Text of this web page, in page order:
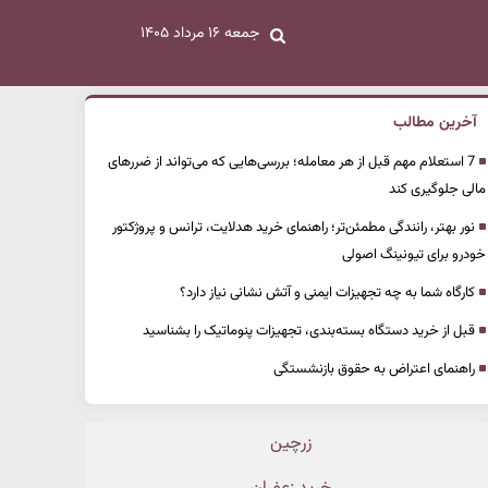
جمعه ۱۶ مرداد ۱۴۰۵
آخرین مطالب
7 استعلام مهم قبل از هر معامله؛ بررسی‌هایی که می‌تواند از ضررهای
مالی جلوگیری کند
نور بهتر، رانندگی مطمئن‌تر؛ راهنمای خرید هدلایت، ترانس و پروژکتور
خودرو برای تیونینگ اصولی
کارگاه شما به چه تجهیزات ایمنی و آتش نشانی نیاز دارد؟
قبل از خرید دستگاه بسته‌بندی، تجهیزات پنوماتیک را بشناسید
راهنمای اعتراض به حقوق بازنشستگی
زرچین